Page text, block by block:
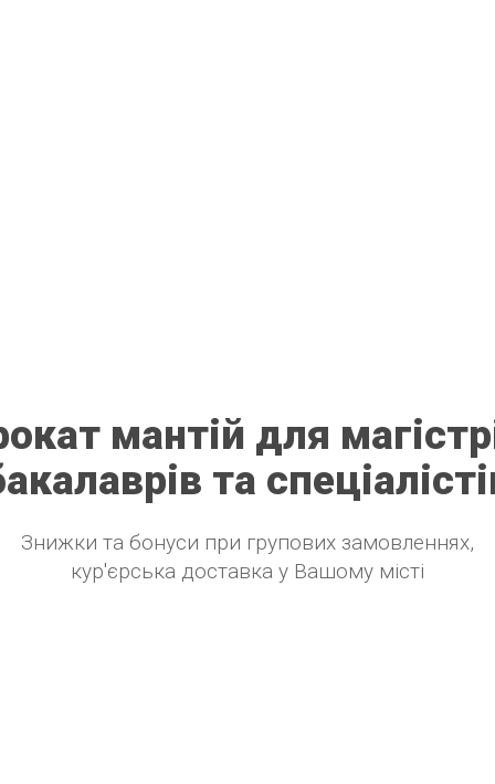
мантій для
та
Знижки та бонуси при групових замовленнях,
кур'єрська доставка у Вашому місті